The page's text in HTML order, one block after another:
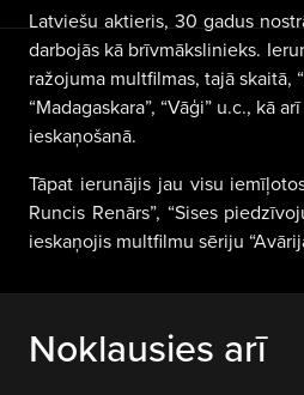
Latviešu aktieris, 30 gadus
darbojās kā brīvmākslinieks.
ražojuma multfilmas, tajā skaitā,
“Madagaskara”, “Vāģi” u.c., kā
ieskaņošanā.
Tāpat ierunājis jau visu
Runcis Renārs”, “Sises
ieskaņojis multfilmu sēriju
Noklausies arī